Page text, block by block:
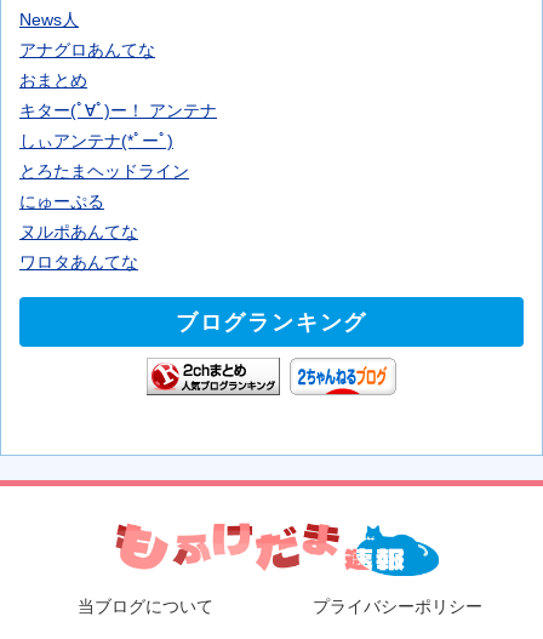
News人
アナグロあんてな
おまとめ
キター(ﾟ∀ﾟ)ー！ アンテナ
しぃアンテナ(*ﾟーﾟ)
とろたまヘッドライン
にゅーぷる
ヌルポあんてな
ワロタあんてな
ブログランキング
当ブログについて プライバシーポリシー